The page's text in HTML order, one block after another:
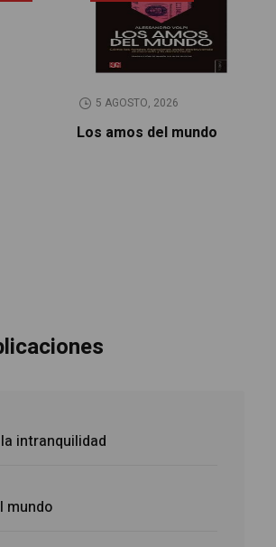
5 AGOSTO, 2026
Los amos del mundo
intranquilidad
mundo